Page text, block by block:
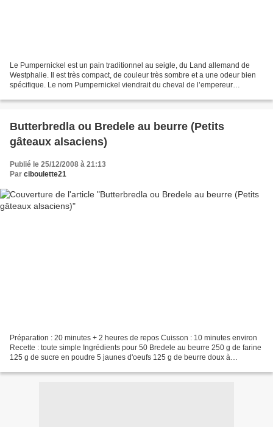
Le Pumpernickel est un pain traditionnel au seigle, du Land allemand de
Westphalie. Il est très compact, de couleur très sombre et a une odeur bien
spécifique. Le nom Pumpernickel viendrait du cheval de l’empereur
Butterbredla ou Bredele au beurre (Petits
gâteaux alsaciens)
Publié le 25/12/2008 à 21:13
Par ciboulette21
Préparation : 20 minutes + 2 heures de repos Cuisson : 10 minutes environ
Recette : toute simple Ingrédients pour 50 Bredele au beurre 250 g de farine
125 g de sucre en poudre 5 jaunes d'oeufs 125 g de beurre doux à